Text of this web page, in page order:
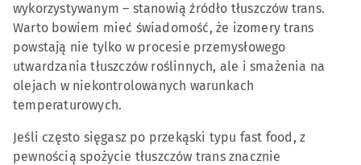
wykorzystywanym – stanowią źródło tłuszczów trans.
Warto bowiem mieć świadomość, że izomery trans
powstają nie tylko w procesie przemysłowego
utwardzania tłuszczów roślinnych, ale i smażenia na
olejach w niekontrolowanych warunkach
temperaturowych.
Jeśli często sięgasz po przekąski typu fast food, z
pewnością spożycie tłuszczów trans znacznie